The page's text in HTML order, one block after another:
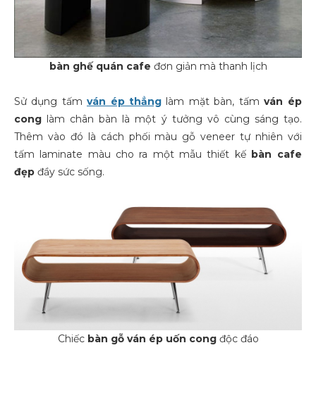
bàn ghế quán cafe đơn giản mà thanh lịch
Sử dụng tấm ván ép thẳng làm mặt bàn, tấm ván ép
cong làm chân bàn là một ý tưởng vô cùng sáng tạo.
Thêm vào đó là cách phối màu gỗ veneer tự nhiên với
tấm laminate màu cho ra một mẫu thiết kế bàn cafe
đẹp đầy sức sống.
Chiếcbàn gỗ ván ép uốn congđộc đáo